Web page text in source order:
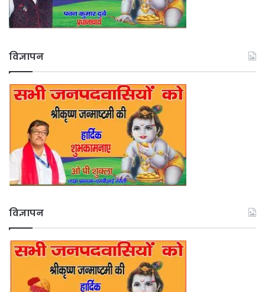
विज्ञापन
विज्ञापन